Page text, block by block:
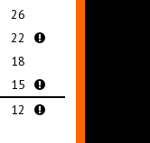
26
22
18
15
12